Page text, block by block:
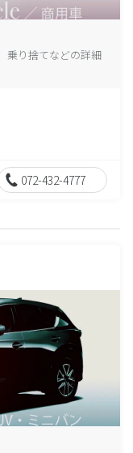
乗り捨てなどの詳細
072-432-4777